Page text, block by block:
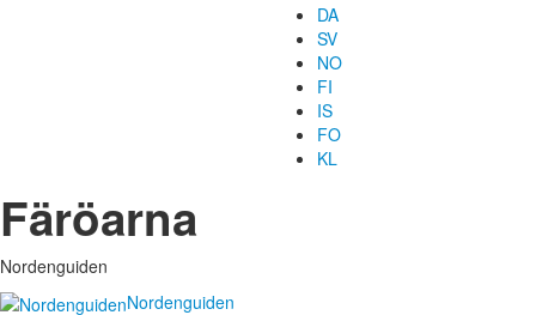
DA
SV
NO
FI
IS
FO
KL
Färöarna
Nordenguiden
Nordenguiden